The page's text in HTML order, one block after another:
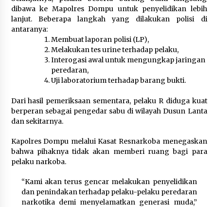
dibawa ke Mapolres Dompu untuk penyelidikan lebih
lanjut. Beberapa langkah yang dilakukan polisi di
antaranya:
Membuat laporan polisi (LP),
Melakukan tes urine terhadap pelaku,
Interogasi awal untuk mengungkap jaringan
peredaran,
Uji laboratorium terhadap barang bukti.
Dari hasil pemeriksaan sementara, pelaku R diduga kuat
berperan sebagai pengedar sabu di wilayah Dusun Lanta
dan sekitarnya.
Kapolres Dompu melalui Kasat Resnarkoba menegaskan
bahwa pihaknya tidak akan memberi ruang bagi para
pelaku narkoba.
“Kami akan terus gencar melakukan penyelidikan
dan penindakan terhadap pelaku-pelaku peredaran
narkotika demi menyelamatkan generasi muda,”